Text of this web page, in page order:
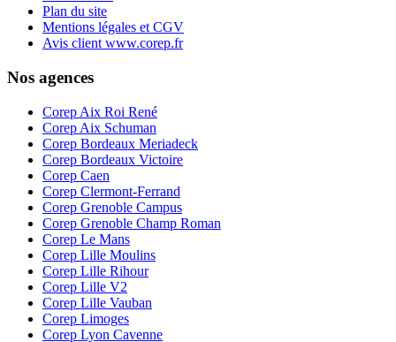
Plan du site
Mentions légales et CGV
Avis client www.corep.fr
Nos agences
Corep Aix Roi René
Corep Aix Schuman
Corep Bordeaux Meriadeck
Corep Bordeaux Victoire
Corep Caen
Corep Clermont-Ferrand
Corep Grenoble Campus
Corep Grenoble Champ Roman
Corep Le Mans
Corep Lille Moulins
Corep Lille Rihour
Corep Lille V2
Corep Lille Vauban
Corep Limoges
Corep Lyon Cavenne